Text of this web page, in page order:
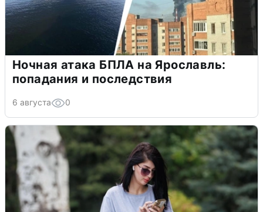
Ночная атака БПЛА на Ярославль:
попадания и последствия
6 августа 0